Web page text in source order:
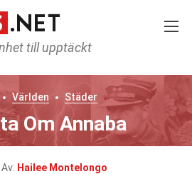
till upptäckt
Världen Städer
Om Annaba
Hailee Montelongo